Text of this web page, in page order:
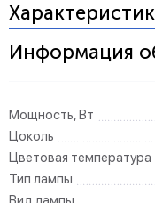
Информация
Мощность, Вт
Цоколь
Цветовая температура
Тип лампы